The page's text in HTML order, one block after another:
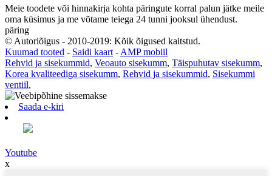
Meie toodete või hinnakirja kohta päringute korral palun jätke meile
oma küsimus ja me võtame teiega 24 tunni jooksul ühendust.
päring
© Autoriõigus - 2010-2019: Kõik õigused kaitstud.
Kuumad tooted - Saidi kaart-AMP mobiil
Rehvid ja sisekummid, Veoauto sisekumm, Täispuhutav sisekumm,
Korea kvaliteediga sisekumm, Rehvid ja sisekummid, Sisekummi
ventiil,
Saada e-kiri
Youtube
x